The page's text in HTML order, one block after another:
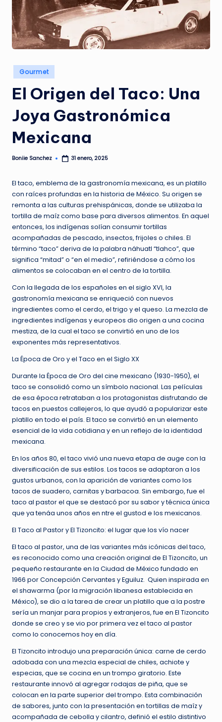
A
Z
I
N
E
Publicado
en
Gourmet
El Origen del Taco: Una
Joya Gastronómica
Mexicana
Publicado
Boniie Sanchez 31 enero, 2025
El taco, emblema de la gastronomía mexicana, es un platillo
con raíces profundas en la historia de México. Su origen se
remonta a las culturas prehispánicas, donde se utilizaba la
tortilla de maíz como base para diversos alimentos. En aquel
entonces, los indígenas solían consumir tortillas
acompañadas de pescado, insectos, frijoles o chiles. El
término “taco” deriva de la palabra náhuatl “tlahco”, que
significa “mitad” o “en el medio”, refiriéndose a cómo los
alimentos se colocaban en el centro de la tortilla.
Con la llegada de los españoles en el siglo XVI, la
gastronomía mexicana se enriqueció con nuevos
ingredientes como el cerdo, el trigo y el queso. La mezcla de
ingredientes indígenas y europeos dio origen a una cocina
mestiza, de la cual el taco se convirtió en uno de los
exponentes más representativos.
La Época de Oro y el Taco en el Siglo XX
Durante la Época de Oro del cine mexicano (1930-1950), el
taco se consolidó como un símbolo nacional. Las películas
de esa época retrataban a los protagonistas disfrutando de
tacos en puestos callejeros, lo que ayudó a popularizar este
platillo en todo el país. El taco se convirtió en un elemento
esencial de la vida cotidiana y en un reflejo de la identidad
mexicana.
En los años 80, el taco vivió una nueva etapa de auge con la
diversificación de sus estilos. Los tacos se adaptaron a los
gustos urbanos, con la aparición de variantes como los
tacos de suadero, carnitas y barbacoa. Sin embargo, fue el
taco al pastor el que se destacó por su sabor y técnica única
que ya tenáa unos años en ntre el gustod e los mexicanos.
El Taco al Pastor y El Tizoncito: el lugar que los vío nacer
El taco al pastor, una de las variantes más icónicas del taco,
es reconocido como una creación original de El Tizoncito, un
pequeño restaurante en la Ciudad de México fundado en
1966 por Concepción Cervantes y Eguiluz. Quien inspirada en
el shawarma (por la migración libanesa establecida en
México), se dio a la tarea de crear un platillo que a la postre
sería un manjar para propios y extranjeros, fue en El Tizoncito
donde se creo y se vio por primera vez el taco al pastor
como lo conocemos hoy en día.
El Tizoncito introdujo una preparación única: carne de cerdo
adobada con una mezcla especial de chiles, achiote y
especias, que se cocina en un trompo giratorio. Este
restaurante innovó al agregar rodajas de piña, que se
colocan en la parte superior del trompo. Esta combinación
de sabores, junto con la presentación en tortillas de maíz y
acompañada de cebolla y cilantro, definió el estilo distintivo